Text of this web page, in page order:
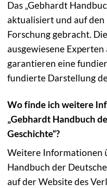
Das „Gebhardt
aktualisiert und auf
Forschung gebracht.
ausgewiesene
garantieren eine
fundierte Darstellung
Wo finde ich weitere
„Gebhardt Handbuch
Geschichte“?
Weitere Informationen
Handbuch der
auf der Website des